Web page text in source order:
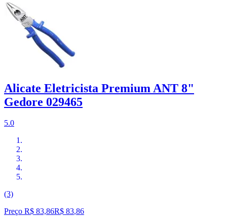
Alicate Eletricista Premium ANT 8"
Gedore 029465
5.0
(3)
Preço R$ 83,86R$ 83,86